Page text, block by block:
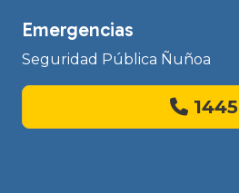
Emergencias
Seguridad Pública Ñuñoa
1445